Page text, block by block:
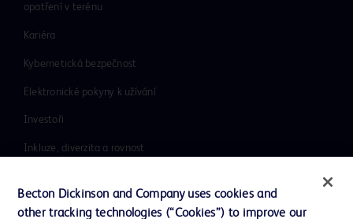
opatření v terénu
Kariéra
Kybernetická bezpečnost
Elektronické pokyny k užívání
Investoři
Inkluze, diverzita a rovnost
Naše společnost
Becton Dickinson and Company uses cookies and
other tracking technologies (“Cookies”) to improve our